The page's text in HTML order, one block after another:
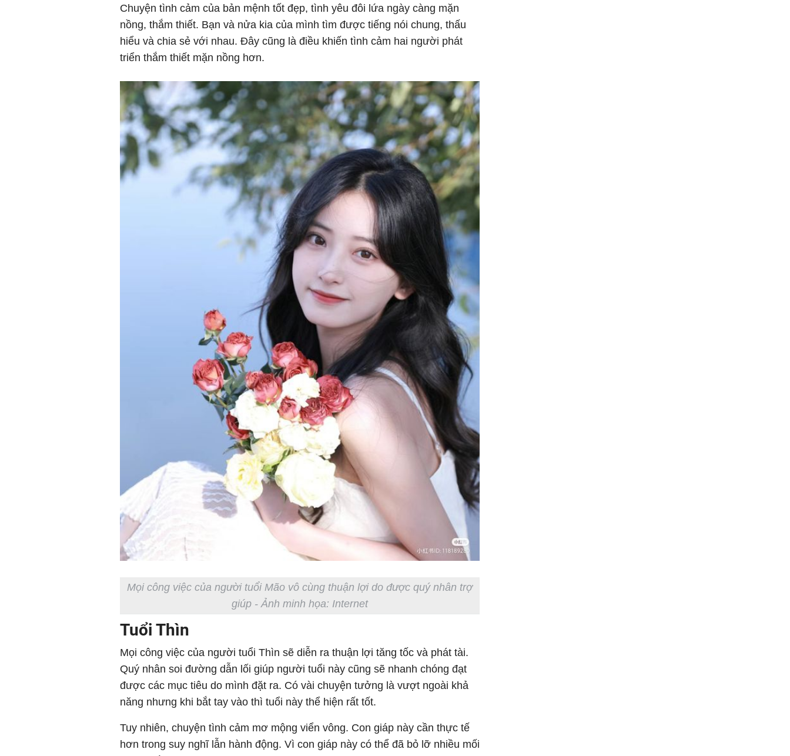
Chuyện tình cảm của bản mệnh tốt đẹp, tình yêu đôi lứa ngày càng mặn
nồng, thắm thiết. Bạn và nửa kia của mình tìm được tiếng nói chung, thấu
hiểu và chia sẻ với nhau. Đây cũng là điều khiến tình cảm hai người phát
triển thắm thiết mặn nồng hơn.
Mọi công việc của người tuổi Mão vô cùng thuận lợi do được quý nhân trợ
giúp - Ảnh minh họa: Internet
Tuổi Thìn
Mọi công việc của người tuổi Thìn sẽ diễn ra thuận lợi tăng tốc và phát tài.
Quý nhân soi đường dẫn lối giúp người tuổi này cũng sẽ nhanh chóng đạt
được các mục tiêu do mình đặt ra. Có vài chuyện tưởng là vượt ngoài khả
năng nhưng khi bắt tay vào thì tuổi này thể hiện rất tốt.
Tuy nhiên, chuyện tình cảm mơ mộng viển vông. Con giáp này cần thực tế
hơn trong suy nghĩ lẫn hành động. Vì con giáp này có thể đã bỏ lỡ nhiều mối